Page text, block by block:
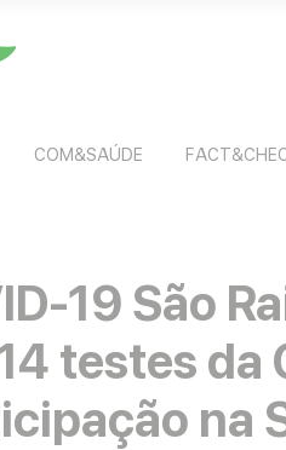
COM&SAÚDE
19 São
testes da
na